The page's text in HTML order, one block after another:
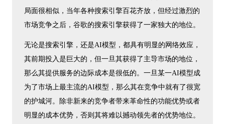
局面很相似，当年各种搜索引擎百花齐放，但经过激烈的
市场竞争之后，谷歌的搜索引擎获得了一家独大的地位。
无论是搜索引擎，还是AI模型，都具有明显的网络效应，
其前期投入是巨大的，但一旦其获得了主导市场的地位，
那么其提供服务的边际成本是很低的。一旦某一AI模型成
为了市场上最主流的AI模型，那么其在竞争中就有了很宽
的护城河。除非新来的竞争者带来革命性的功能优势或者
明显的成本优势，否则其将难以撼动领先者的优势地位。